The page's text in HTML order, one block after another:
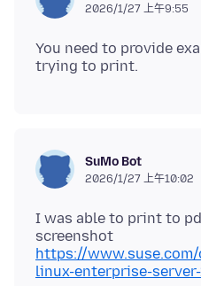
2026/1/27 上午9:55
You need to provide
SuMo Bot
2026/1/27 上午10:02
I was able to print to
https://
linux-enterprise-